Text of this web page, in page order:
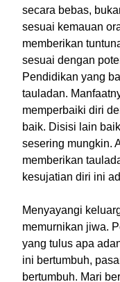
secara bebas,
sesuai kemauan
memberikan
sesuai dengan
Pendidikan yang
tauladan.
memperbaiki diri
baik. Disisi lain
sesering mungkin.
memberikan
kesujatian diri ini
Menyayangi
memurnikan jiwa.
yang tulus apa
ini bertumbuh,
bertumbuh. Mari